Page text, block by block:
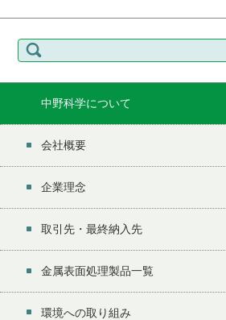
索:
中野科学について
会社概要
企業理念
取引先・最終納入先
金属表面処理製品一覧
環境への取り組み